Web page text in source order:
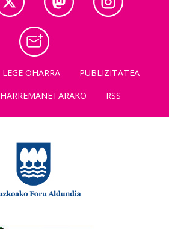
LEGE OHARRA
PUBLIZITATEA
HARREMANETARAKO RSS